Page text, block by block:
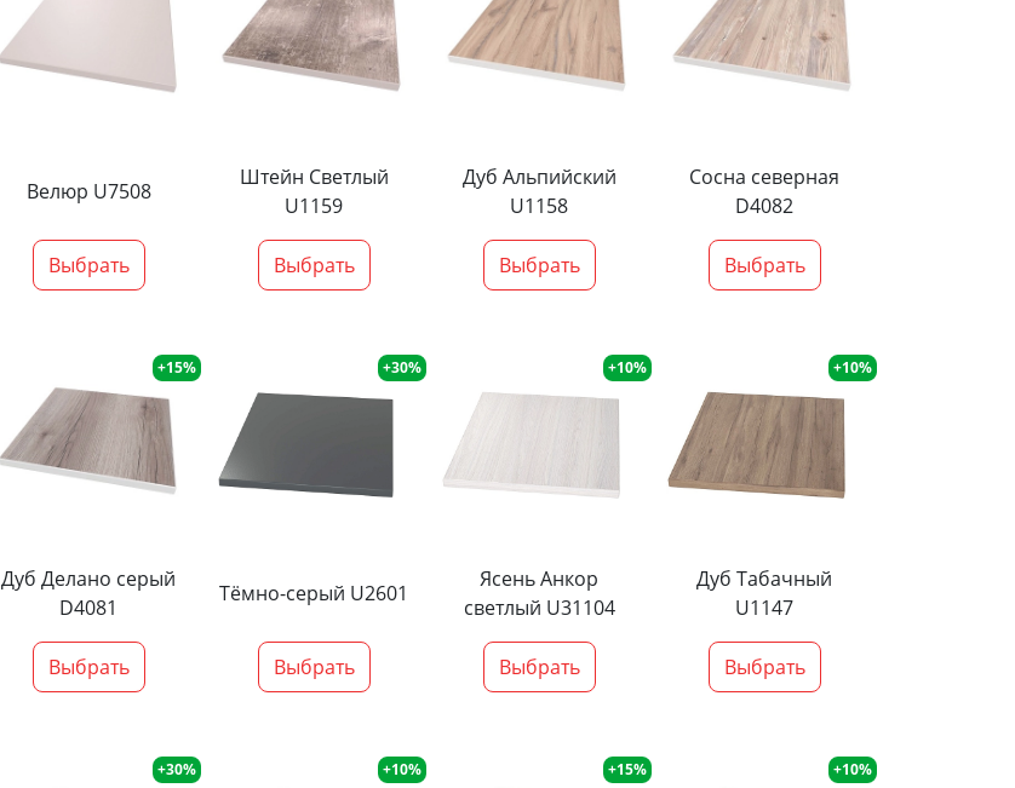
Велюр U7508
Выбрать
Штейн Светлый
U1159
Выбрать
Дуб Альпийский
U1158
Выбрать
Сосна северная
D4082
Выбрать
+15%
Дуб Делано серый
D4081
Выбрать
+30%
Тёмно-серый U2601
Выбрать
+10%
Ясень Анкор
светлый U31104
Выбрать
+10%
Дуб Табачный
U1147
Выбрать
+30% +10% +15% +10%